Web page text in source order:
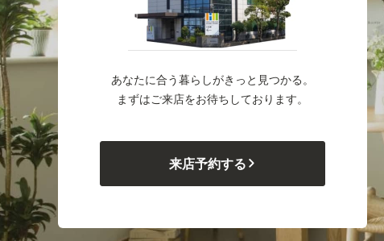
あなたに合う暮らしがきっと見つかる。
まずはご来店をお待ちしております。
来店予約する